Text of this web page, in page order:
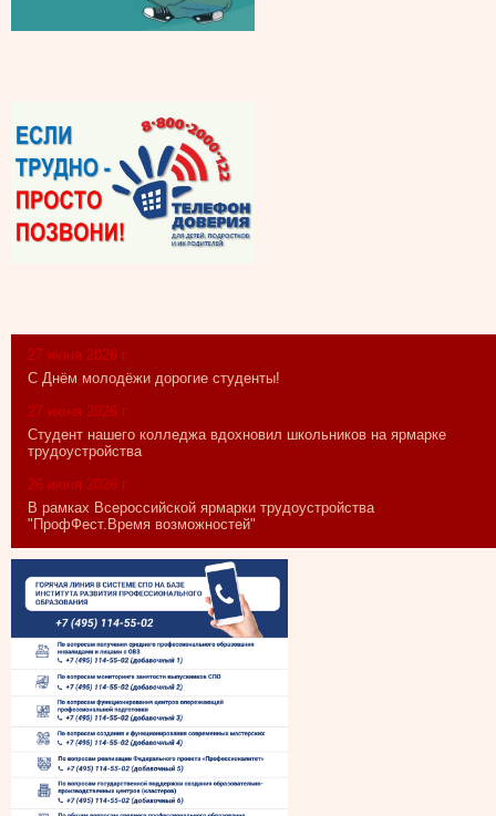
27 июня 2026 г.
С Днём молодёжи дорогие студенты!
27 июня 2026 г.
Студент нашего колледжа вдохновил школьников на ярмарке
трудоустройства
26 июня 2026 г.
В рамках Всероссийской ярмарки трудоустройства
"ПрофФест.Время возможностей"